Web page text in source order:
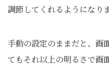
調節してくれるようになりま
手動の設定のままだと、画
てもそれ以上の明るさで画